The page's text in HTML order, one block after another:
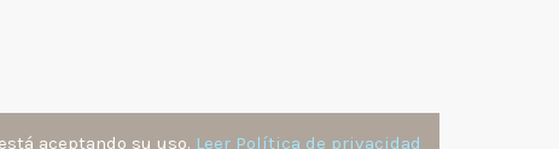
aceptando su uso. Leer Política de privacidad